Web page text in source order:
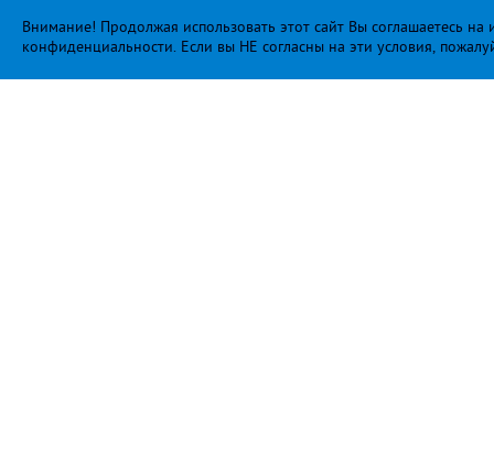
Внимание! Продолжая использовать этот сайт Вы соглашаетесь
конфиденциальности. Если вы НЕ согласны на эти условия,